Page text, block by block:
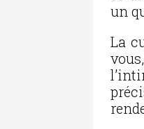
un
La